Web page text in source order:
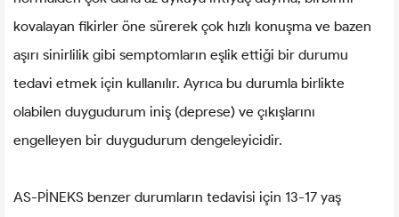
kovalayan fikirler öne sürerek çok hızlı konuşma ve bazen
aşırı sinirlilik gibi semptomların eşlik ettiği bir durumu
tedavi etmek için kullanılır. Ayrıca bu durumla birlikte
olabilen duygudurum iniş (deprese) ve çıkışlarını
engelleyen bir duygudurum dengeleyicidir.
AS-PİNEKS benzer durumların tedavisi için 13-17 yaş